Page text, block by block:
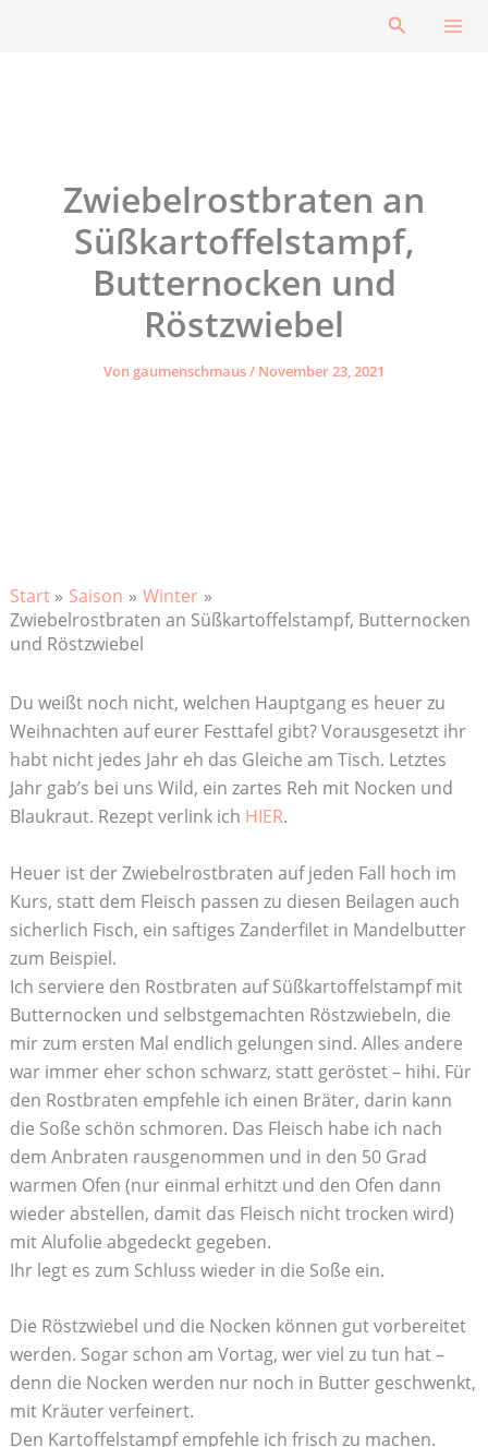
Suchen
Zwiebelrostbraten an
Süßkartoffelstampf,
Butternocken und
Röstzwiebel
Vongaumenschmaus/ November 23, 2021
Start Saison
Winter
Zwiebelrostbraten an Süßkartoffelstampf, Butternocken
und Röstzwiebel
Du weißt noch nicht, welchen Hauptgang es heuer zu
Weihnachten auf eurer Festtafel gibt? Vorausgesetzt ihr
habt nicht jedes Jahr eh das Gleiche am Tisch. Letztes
Jahr gab’s bei uns Wild, ein zartes Reh mit Nocken und
Blaukraut. Rezept verlink ich HIER.
Heuer ist der Zwiebelrostbraten auf jeden Fall hoch im
Kurs, statt dem Fleisch passen zu diesen Beilagen auch
sicherlich Fisch, ein saftiges Zanderfilet in Mandelbutter
zum Beispiel.
Ich serviere den Rostbraten auf Süßkartoffelstampf mit
Butternocken und selbstgemachten Röstzwiebeln, die
mir zum ersten Mal endlich gelungen sind. Alles andere
war immer eher schon schwarz, statt geröstet – hihi. Für
den Rostbraten empfehle ich einen Bräter, darin kann
die Soße schön schmoren. Das Fleisch habe ich nach
dem Anbraten rausgenommen und in den 50 Grad
warmen Ofen (nur einmal erhitzt und den Ofen dann
wieder abstellen, damit das Fleisch nicht trocken wird)
mit Alufolie abgedeckt gegeben.
Ihr legt es zum Schluss wieder in die Soße ein.
Die Röstzwiebel und die Nocken können gut vorbereitet
werden. Sogar schon am Vortag, wer viel zu tun hat –
denn die Nocken werden nur noch in Butter geschwenkt,
mit Kräuter verfeinert.
Den Kartoffelstampf empfehle ich frisch zu machen.